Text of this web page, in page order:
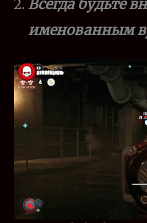
Всегда будьте
именованным